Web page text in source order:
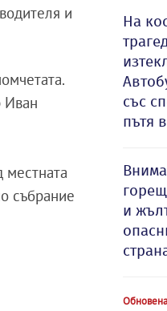
и
Иван
местната
събрание
На
със
пътя
и
Обновена